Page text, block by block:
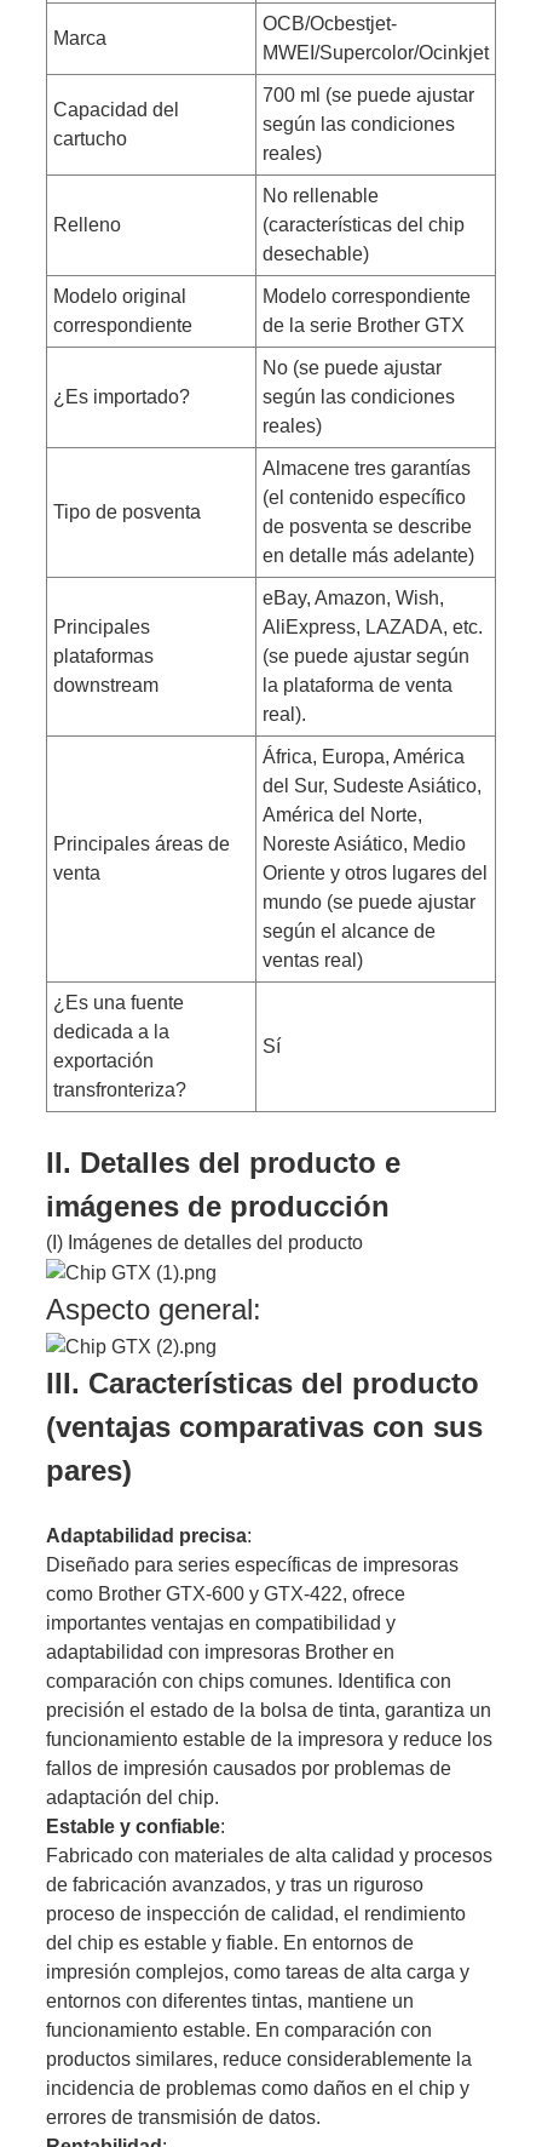
Marca
OCB/Ocbestjet-
MWEI/Supercolor/Ocinkjet
Capacidad del
cartucho
700 ml (se puede ajustar
según las condiciones
reales)
Relleno
No rellenable
(características del chip
desechable)
Modelo original
correspondiente
Modelo correspondiente
de la serie Brother GTX
¿Es importado?
No (se puede ajustar
según las condiciones
reales)
Tipo de posventa
Almacene tres garantías
(el contenido específico
de posventa se describe
en detalle más adelante)
Principales
plataformas
downstream
eBay, Amazon, Wish,
AliExpress, LAZADA, etc.
(se puede ajustar según
la plataforma de venta
real).
Principales áreas de
venta
África, Europa, América
del Sur, Sudeste Asiático,
América del Norte,
Noreste Asiático, Medio
Oriente y otros lugares del
mundo (se puede ajustar
según el alcance de
ventas real)
¿Es una fuente
dedicada a la
exportación
transfronteriza?
Sí
II. Detalles del producto e
imágenes de producción
(I) Imágenes de detalles del producto
Aspecto general:
III. Características del producto
(ventajas comparativas con sus
pares)
Adaptabilidad precisa:
Diseñado para series específicas de impresoras
como Brother GTX-600 y GTX-422, ofrece
importantes ventajas en compatibilidad y
adaptabilidad con impresoras Brother en
comparación con chips comunes. Identifica con
precisión el estado de la bolsa de tinta, garantiza un
funcionamiento estable de la impresora y reduce los
fallos de impresión causados ​​por problemas de
adaptación del chip.
Estable y confiable:
Fabricado con materiales de alta calidad y procesos
de fabricación avanzados, y tras un riguroso
proceso de inspección de calidad, el rendimiento
del chip es estable y fiable. En entornos de
impresión complejos, como tareas de alta carga y
entornos con diferentes tintas, mantiene un
funcionamiento estable. En comparación con
productos similares, reduce considerablemente la
incidencia de problemas como daños en el chip y
errores de transmisión de datos.